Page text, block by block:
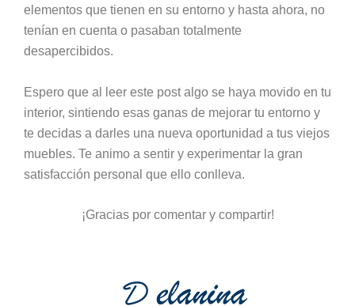
elementos que tienen en su entorno y hasta ahora, no
tenían en cuenta o pasaban totalmente
desapercibidos.
Espero que al leer este post algo se haya movido en tu
interior, sintiendo esas ganas de mejorar tu entorno y
te decidas a darles una nueva oportunidad a tus viejos
muebles. Te animo a sentir y experimentar la gran
satisfacción personal que ello conlleva.
¡Gracias por comentar y compartir!